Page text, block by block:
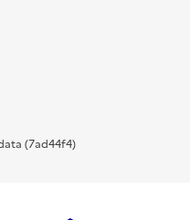
(7ad44f4)